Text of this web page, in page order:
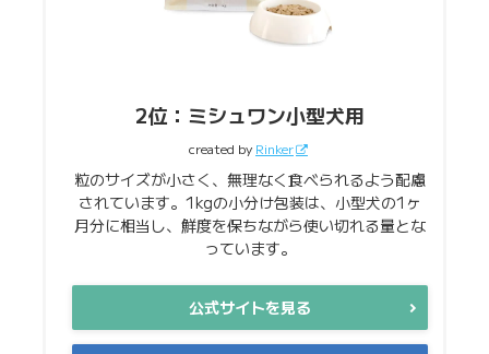
2位：ミシュワン小型犬用
created by Rinker
粒のサイズが小さく、無理なく食べられるよう配慮
されています。1kgの小分け包装は、小型犬の1ヶ
月分に相当し、鮮度を保ちながら使い切れる量とな
っています。
公式サイトを見る